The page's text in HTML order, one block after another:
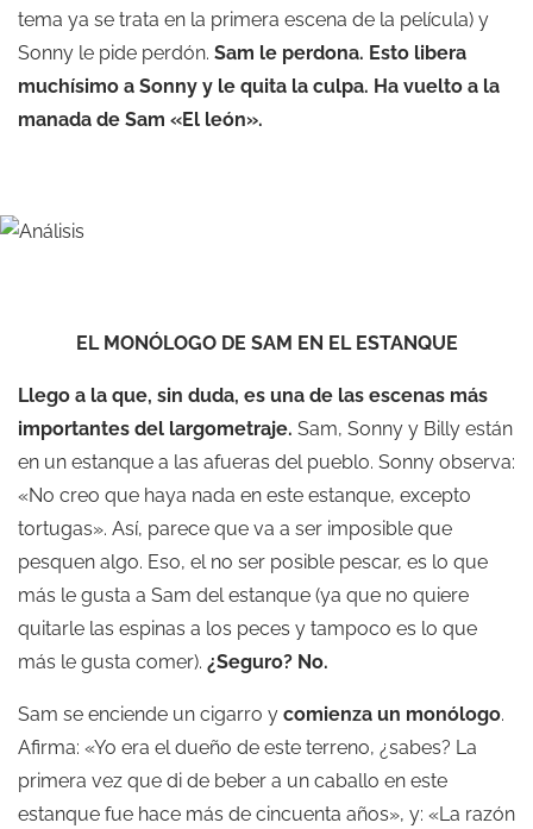
tema ya se trata en la primera escena de la película) y
Sonny le pide perdón. Sam le perdona. Esto libera
muchísimo a Sonny y le quita la culpa. Ha vuelto a la
manada de Sam «El león».
EL MONÓLOGO DE SAM EN EL ESTANQUE
Llego a la que, sin duda, es una de las escenas más
importantes del largometraje. Sam, Sonny y Billy están
en un estanque a las afueras del pueblo. Sonny observa:
«No creo que haya nada en este estanque, excepto
tortugas». Así, parece que va a ser imposible que
pesquen algo. Eso, el no ser posible pescar, es lo que
más le gusta a Sam del estanque (ya que no quiere
quitarle las espinas a los peces y tampoco es lo que
más le gusta comer). ¿Seguro? No.
Sam se enciende un cigarro y comienza un monólogo.
Afirma: «Yo era el dueño de este terreno, ¿sabes? La
primera vez que di de beber a un caballo en este
estanque fue hace más de cincuenta años», y: «La razón